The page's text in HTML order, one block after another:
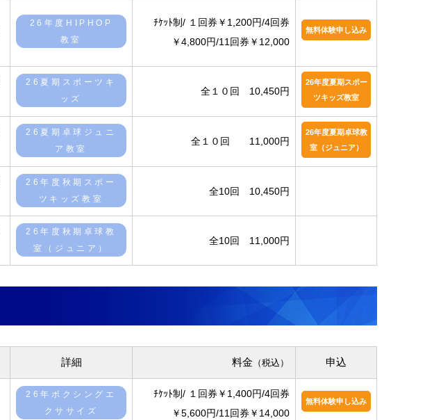
26年度HIPHOP
教室
ﾁｹｯﾄ制/ １回券￥1,200円/4回券
￥4,800円/11回券￥12,000
無料体験申し込み
26夏期スポーツキ
ッズ
全１０回 10,450円
26年度夏期スポー
ツキッズ教室
26夏期卓球ジュニ
ア教室
全１０回 11,000円
26年度夏期卓球教
室（ジュニア）
26年度秋期スポー
ツキッズ教室
全10回 10,450円
26年度秋期卓球教
室（ジュニア）
全10回 11,000円
詳細 料金 （税込） 申込
26年ボクシングエ
クササイズ
ﾁｹｯﾄ制/ １回券￥1,400円/4回券
￥5,600円/11回券￥14,000
無料体験申し込み